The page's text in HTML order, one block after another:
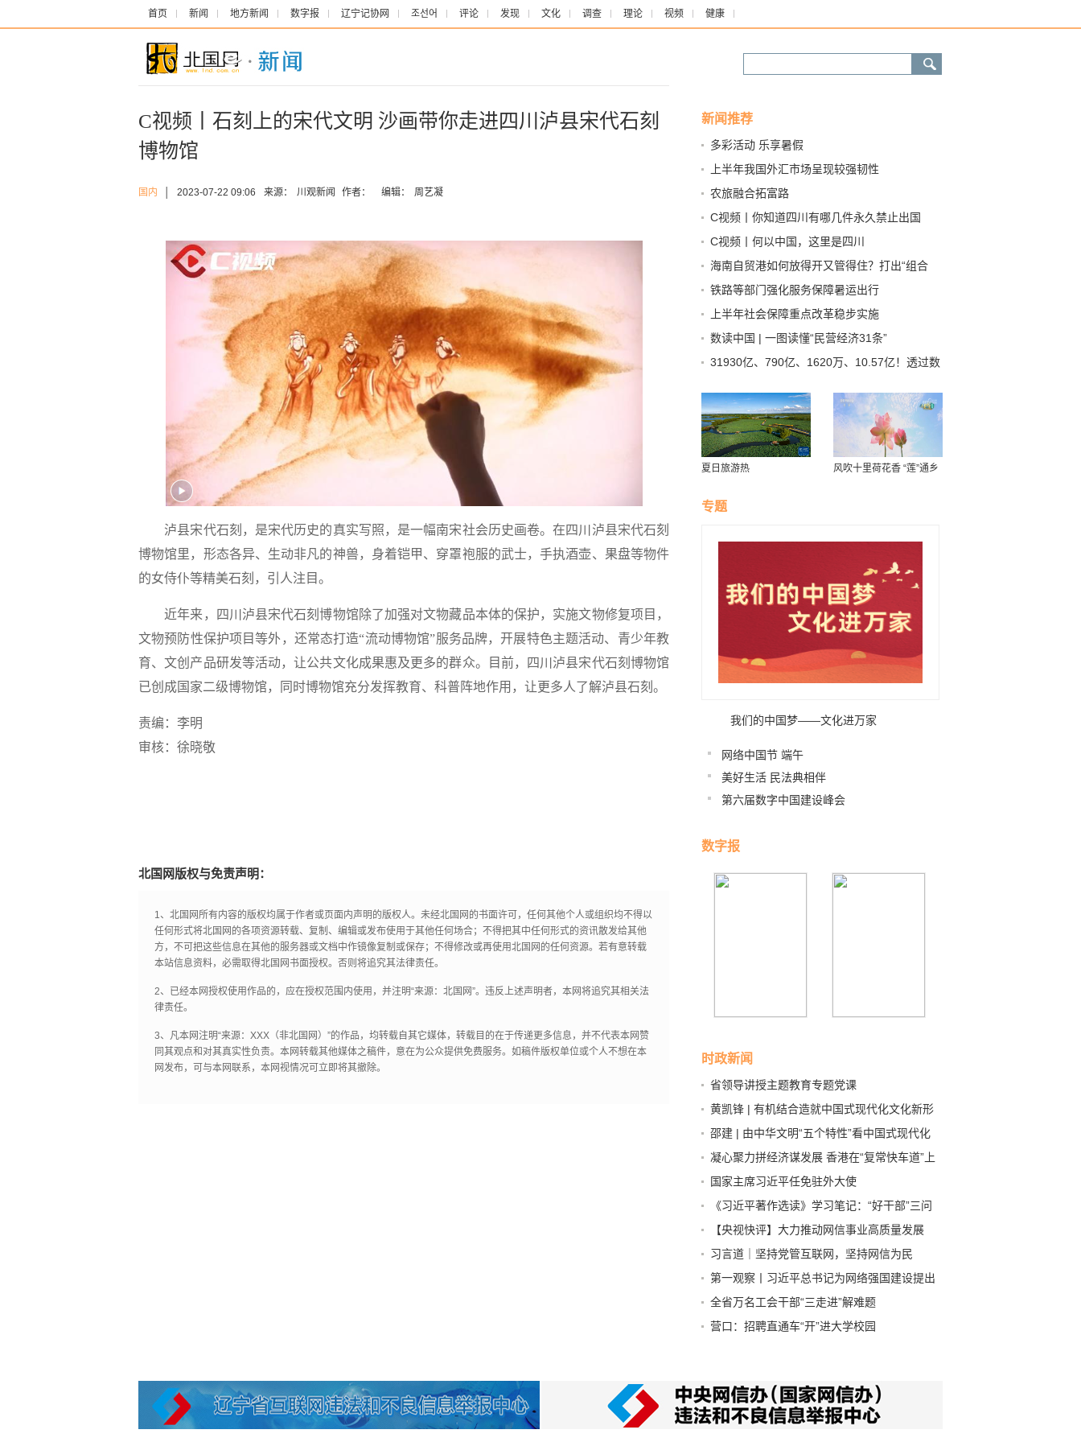
首页 新闻 地方新闻 数字报 辽宁记协网 조선어 评论 发现 文化 调查 理论 视频 健康
C视频丨石刻上的宋代文明 沙画带你走进四川泸县宋代石刻
博物馆
国内 2023-07-22 09:06 来源： 川观新闻 作者： 编辑： 周艺凝
泸县宋代石刻，是宋代历史的真实写照，是一幅南宋社会历史画卷。在四川泸县宋代石刻
博物馆里，形态各异、生动非凡的神兽，身着铠甲、穿罩袍服的武士，手执酒壶、果盘等物件
的女侍仆等精美石刻，引人注目。
近年来，四川泸县宋代石刻博物馆除了加强对文物藏品本体的保护，实施文物修复项目，
文物预防性保护项目等外，还常态打造“流动博物馆”服务品牌，开展特色主题活动、青少年教
育、文创产品研发等活动，让公共文化成果惠及更多的群众。目前，四川泸县宋代石刻博物馆
已创成国家二级博物馆，同时博物馆充分发挥教育、科普阵地作用，让更多人了解泸县石刻。
责编：李明
审核：徐晓敬
北国网版权与免责声明：
1、北国网所有内容的版权均属于作者或页面内声明的版权人。未经北国网的书面许可，任何其他个人或组织均不得以
任何形式将北国网的各项资源转载、复制、编辑或发布使用于其他任何场合；不得把其中任何形式的资讯散发给其他
方，不可把这些信息在其他的服务器或文档中作镜像复制或保存；不得修改或再使用北国网的任何资源。若有意转载
本站信息资料，必需取得北国网书面授权。否则将追究其法律责任。
2、已经本网授权使用作品的，应在授权范围内使用，并注明“来源：北国网”。违反上述声明者，本网将追究其相关法
律责任。
3、凡本网注明“来源：XXX（非北国网）”的作品，均转载自其它媒体，转载目的在于传递更多信息，并不代表本网赞
同其观点和对其真实性负责。本网转载其他媒体之稿件，意在为公众提供免费服务。如稿件版权单位或个人不想在本
网发布，可与本网联系，本网视情况可立即将其撤除。
新闻推荐
多彩活动 乐享暑假
上半年我国外汇市场呈现较强韧性
农旅融合拓富路
C视频丨你知道四川有哪几件永久禁止出国
（境）展览的文物？
C视频丨何以中国，这里是四川
海南自贸港如何放得开又管得住？打出“组合
拳”直击难点堵点
铁路等部门强化服务保障暑运出行
上半年社会保障重点改革稳步实施
数读中国 | 一图读懂“民营经济31条”
31930亿、790亿、1620万、10.57亿！透过数
夏日旅游热
风吹十里荷花香 “莲”通乡
专题
我们的中国梦——文化进万家
网络中国节 端午
美好生活 民法典相伴
第六届数字中国建设峰会
数字报
时政新闻
省领导讲授主题教育专题党课
黄凯锋 | 有机结合造就中国式现代化文化新形
态
邵建 | 由中华文明“五个特性”看中国式现代化
凝心聚力拼经济谋发展 香港在“复常快车道”上
全速前进
国家主席习近平任免驻外大使
《习近平著作选读》学习笔记：“好干部”三问
【央视快评】大力推动网信事业高质量发展
习言道｜坚持党管互联网，坚持网信为民
第一观察丨习近平总书记为网络强国建设提出
新的使命任务
全省万名工会干部“三走进”解难题
营口：招聘直通车“开”进大学校园